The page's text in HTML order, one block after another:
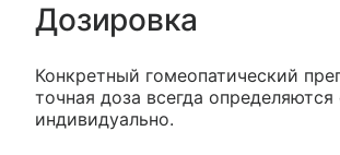
Дозировка
Конкретный гомеопатический
точная доза всегда определяются
индивидуально.